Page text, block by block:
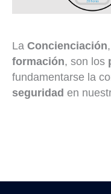
La Concienciación
formación, son los
fundamentarse la
seguridad en